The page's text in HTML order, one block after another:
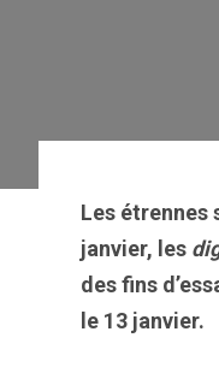
Les étrennes
janvier, les
des fins
le 13 janvier.